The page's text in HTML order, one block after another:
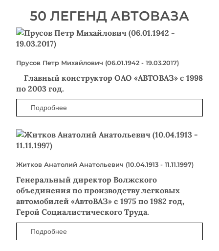
50 ЛЕГЕНД АВТОВАЗА
Прусов Петр Михайлович (06.01.1942 - 19.03.2017)
Главный конструктор ОАО «АВТОВАЗ» с 1998
по 2003 год.
Подробнее
Житков Анатолий Анатольевич (10.04.1913 - 11.11.1997)
Генеральный директор Волжского
объединения по производству легковых
автомобилей «АвтоВАЗ» с 1975 по 1982 год,
Герой Социалистического Труда.
Подробнее